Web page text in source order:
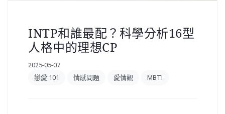
INTP和誰最配？科學分析16型
人格中的理想CP
2025-05-07
戀愛 101
情感問題 愛情觀 MBTI